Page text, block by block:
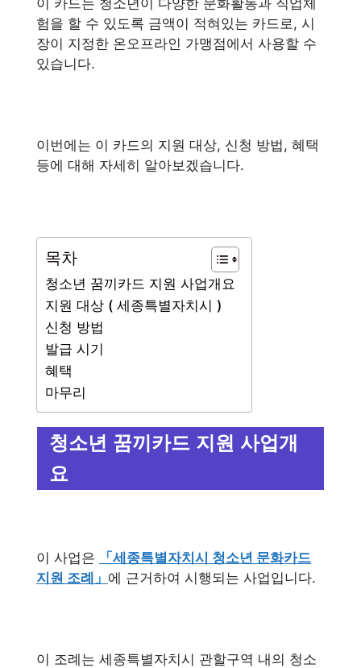
이 카드는 청소년이 다양한 문화활동과 직업체
험을 할 수 있도록 금액이 적혀있는 카드로, 시
장이 지정한 온오프라인 가맹점에서 사용할 수
있습니다.
이번에는 이 카드의 지원 대상, 신청 방법, 혜택
등에 대해 자세히 알아보겠습니다.
목차
청소년 꿈끼카드 지원 사업개요
지원 대상 ( 세종특별자치시 )
신청 방법
발급 시기
혜택
마무리
청소년 꿈끼카드 지원 사업개
요
이 사업은
「세종특별자치시 청소년 문화카드
지원 조례」 에 근거하여 시행되는 사업입니다.
이 조례는 세종특별자치시 관할구역 내의 청소